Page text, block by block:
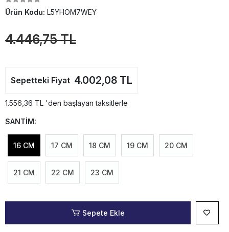
Ürün Kodu: L5YHOM7WEY
4.446,75 TL
Sepetteki Fiyat 4.002,08 TL
1.556,36 TL 'den başlayan taksitlerle
SANTİM:
16 CM 17 CM 18 CM 19 CM 20 CM
21 CM 22 CM 23 CM
Sepete Ekle